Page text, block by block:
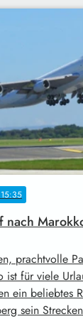
prachtvolle
für viele
ein beliebtes
sein